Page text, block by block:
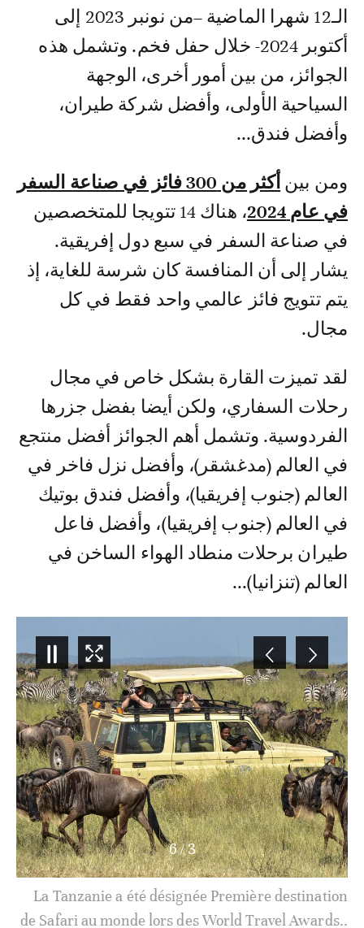
الـ12 شهرا الماضية –من نونبر 2023 إلى
أكتوبر 2024- خلال حفل فخم. وتشمل هذه
الجوائز، من بين أمور أخرى، الوجهة
السياحية الأولى، وأفضل شركة طيران،
وأفضل فندق...
ومن بين
أكثر من 300 فائز في صناعة السفر
في عام 2024
، هناك 14 تتويجا للمتخصصين
في صناعة السفر في سبع دول إفريقية.
يشار إلى أن المنافسة كان شرسة للغاية، إذ
يتم تتويج فائز عالمي واحد فقط في كل
مجال.
لقد تميزت القارة بشكل خاص في مجال
رحلات السفاري، ولكن أيضا بفضل جزرها
الفردوسية. وتشمل أهم الجوائز أفضل منتجع
في العالم (مدغشقر)، وأفضل نزل فاخر في
العالم (جنوب إفريقيا)، وأفضل فندق بوتيك
في العالم (جنوب إفريقيا)، وأفضل فاعل
طيران برحلات منطاد الهواء الساخن في
العالم (تنزانيا)...
3
/
6
La Tanzanie a été désignée Première destination
de Safari au mondelors des World Travel Awards..